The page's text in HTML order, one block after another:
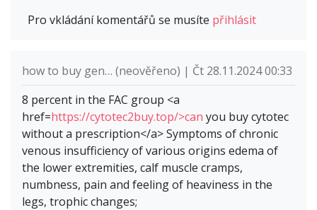
Pro vkládání komentářů se musíte přihlásit
how to buy gen… (neověřeno) | Čt 28.11.2024 00:33
8 percent in the FAC group <a
href=https://cytotec2buy.top/>can you buy cytotec
without a prescription</a> Symptoms of chronic
venous insufficiency of various origins edema of
the lower extremities, calf muscle cramps,
numbness, pain and feeling of heaviness in the
legs, trophic changes;